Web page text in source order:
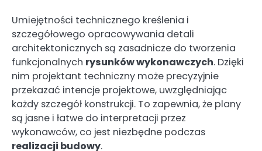
Umiejętności technicznego kreślenia i
szczegółowego opracowywania detali
architektonicznych są zasadnicze do tworzenia
funkcjonalnych rysunków wykonawczych. Dzięki
nim projektant techniczny może precyzyjnie
przekazać intencje projektowe, uwzględniając
każdy szczegół konstrukcji. To zapewnia, że plany
są jasne i łatwe do interpretacji przez
wykonawców, co jest niezbędne podczas
realizacji budowy.